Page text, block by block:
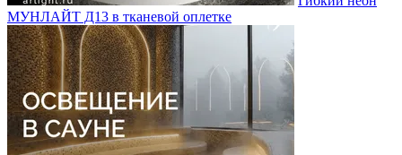
МУНЛАЙТ Д13 в тканевой оплетке